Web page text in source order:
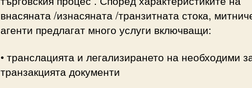
внасяната /изнасяната /транзитната стока,
агенти предлагат много услуги включващи:
• транслацията и легализирането на необходими
транзакцията документи